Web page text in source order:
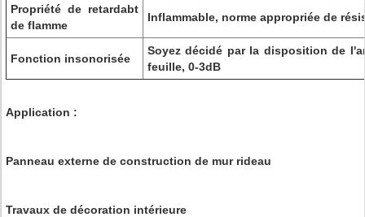
Propriété de retardabt
de flamme
Inflammable, norme appropriée de
Fonction insonorisée
Soyez décidé par la disposition de
feuille, 0-3dB
Application :
Panneau externe de construction de mur rideau
Travaux de décoration intérieure